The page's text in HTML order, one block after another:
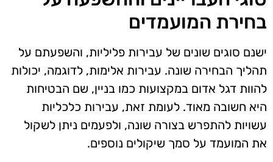
בחירת המועמדים
ישנם סוגים שונים של עבירות פליליות, והשפעתם על
תהליך הבחירה שונה. עבירות אלימות, לדוגמה, יכולות
להוות דגל אדום במקצועות כמו בניין, שם הבטיחות
היא חשובה מאוד. לעומת זאת, עבירות כלכליות
עשויות להתפרש בצורה שונה, ולפעמים ניתן לשקול
את המועמד על סמך שיקולים נוספים.